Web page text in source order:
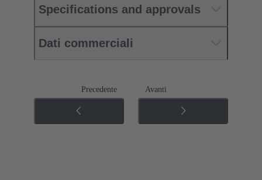
Specifications and approvals
Dati commerciali
Precedente Avanti